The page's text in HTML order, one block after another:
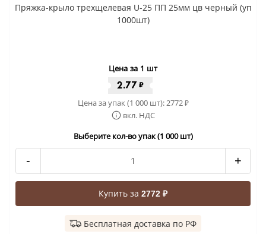
Пряжка-крыло трехщелевая U-25 ПП 25мм цв черный (уп
1000шт)
Цена за 1 шт
2.77 ₽
Цена за упак (1 000 шт): 2772₽
вкл. НДС
Выберите кол-во упак (1 000 шт)
- +
Купить за 2772 ₽
Бесплатная доставка по РФ